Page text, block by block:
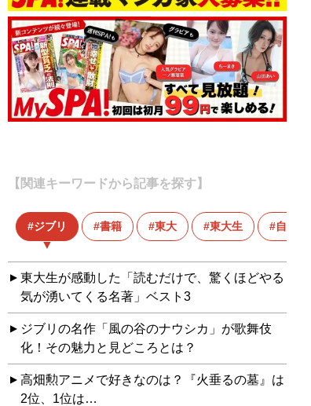
【関連キーワードから記事を探す】
ジブリ 書籍 東大 東大生 自己啓
東大生が感動した「読むだけで、驚くほどやる
気が湧いてくる名著」ベスト3
ジブリの名作「風の谷のナウシカ」が歌舞伎
化！その魅力と見どころとは？
高畑勲アニメで好きなのは？『火垂るの墓』は
2位、1位は…